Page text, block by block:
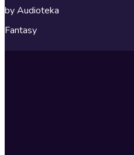
by Audioteka
Fantasy